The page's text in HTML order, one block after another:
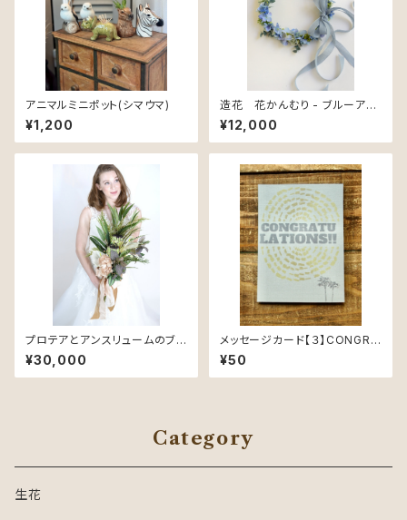
アニマルミニポット(シマウマ)
¥1,200
造花 花かんむり - ブルーアジ
サイ
¥12,000
プロテアとアンスリュームのブ
ーケ 03 - Silk Bouquet -
¥30,000
メッセージカード【３】CONGRA
TULATIONS - Message Ca
rd -
¥50
Category
生花